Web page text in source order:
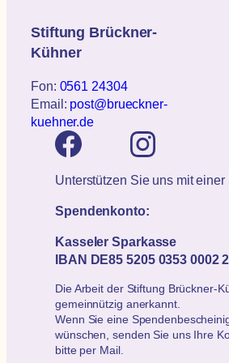
Stiftung Brückner-
Kühner
Fon: 0561 24304
Email: post@brueckner-
kuehner.de
Unterstützen Sie uns mit einer
Spendenkonto:
Kasseler Sparkasse
IBAN DE85 5205 0353 0002
Die Arbeit der Stiftung Brückner-
gemeinnützig anerkannt.
Wenn Sie eine
wünschen, senden Sie uns Ihre
bitte per Mail.